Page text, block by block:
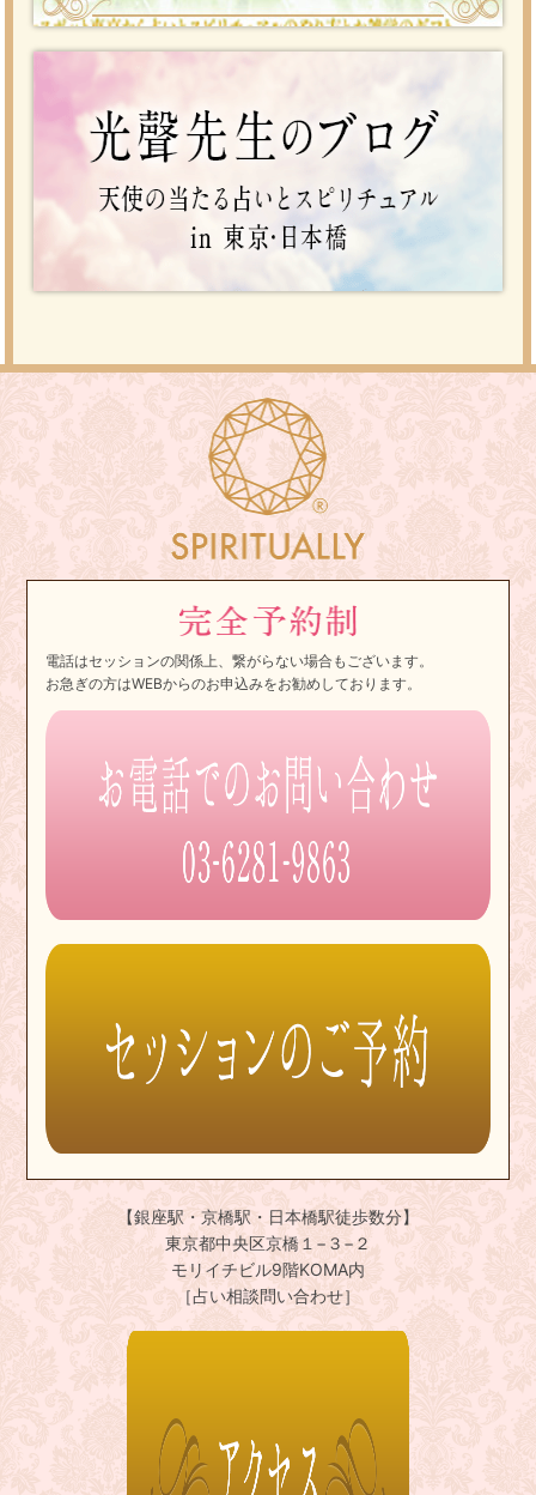
電話はセッションの関係上、繋がらない場合もございます。
お急ぎの方はWEBからのお申込みをお勧めしております。
【銀座駅・京橋駅・日本橋駅徒歩数分】
東京都中央区京橋１−３−２
モリイチビル9階KOMA内
［占い相談問い合わせ］